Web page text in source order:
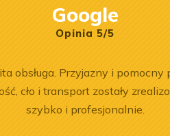
Google
Opinia 5/5
obsługa. Przyjazny i pomocny
cło i transport zostały
szybko i profesjonalnie.